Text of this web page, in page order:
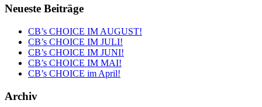
Neueste Beiträge
CB’s CHOICE IM AUGUST!
CB’s CHOICE IM JULI!
CB’s CHOICE IM JUNI!
CB’s CHOICE IM MAI!
CB’s CHOICE im April!
Archiv